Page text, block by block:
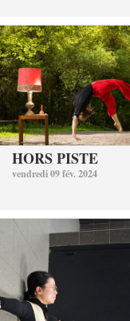
HORS PISTE
vendredi 09 fév. 2024